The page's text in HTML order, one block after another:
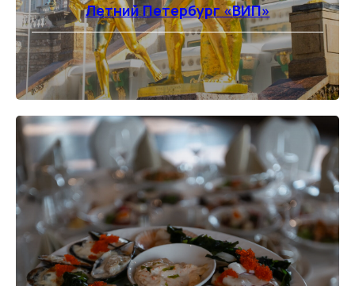
Летний Петербург «ВИП»
⠀